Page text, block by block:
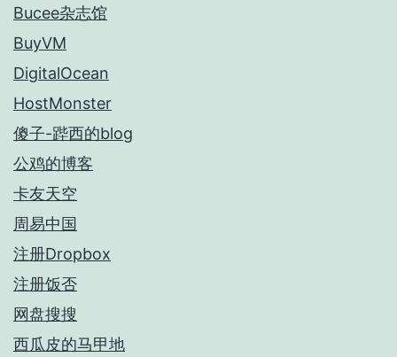
Bucee杂志馆
BuyVM
DigitalOcean
HostMonster
傻子-跸西的blog
公鸡的博客
卡友天空
周易中国
注册Dropbox
注册饭否
网盘搜搜
西瓜皮的马甲地